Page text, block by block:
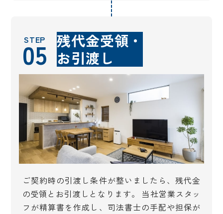
STEP
05 残代金受領・
お引渡し
ご契約時の引渡し条件が整いましたら、残代金
の受領とお引渡しとなります。 当社営業スタッ
フが精算書を作成し、司法書士の手配や担保が